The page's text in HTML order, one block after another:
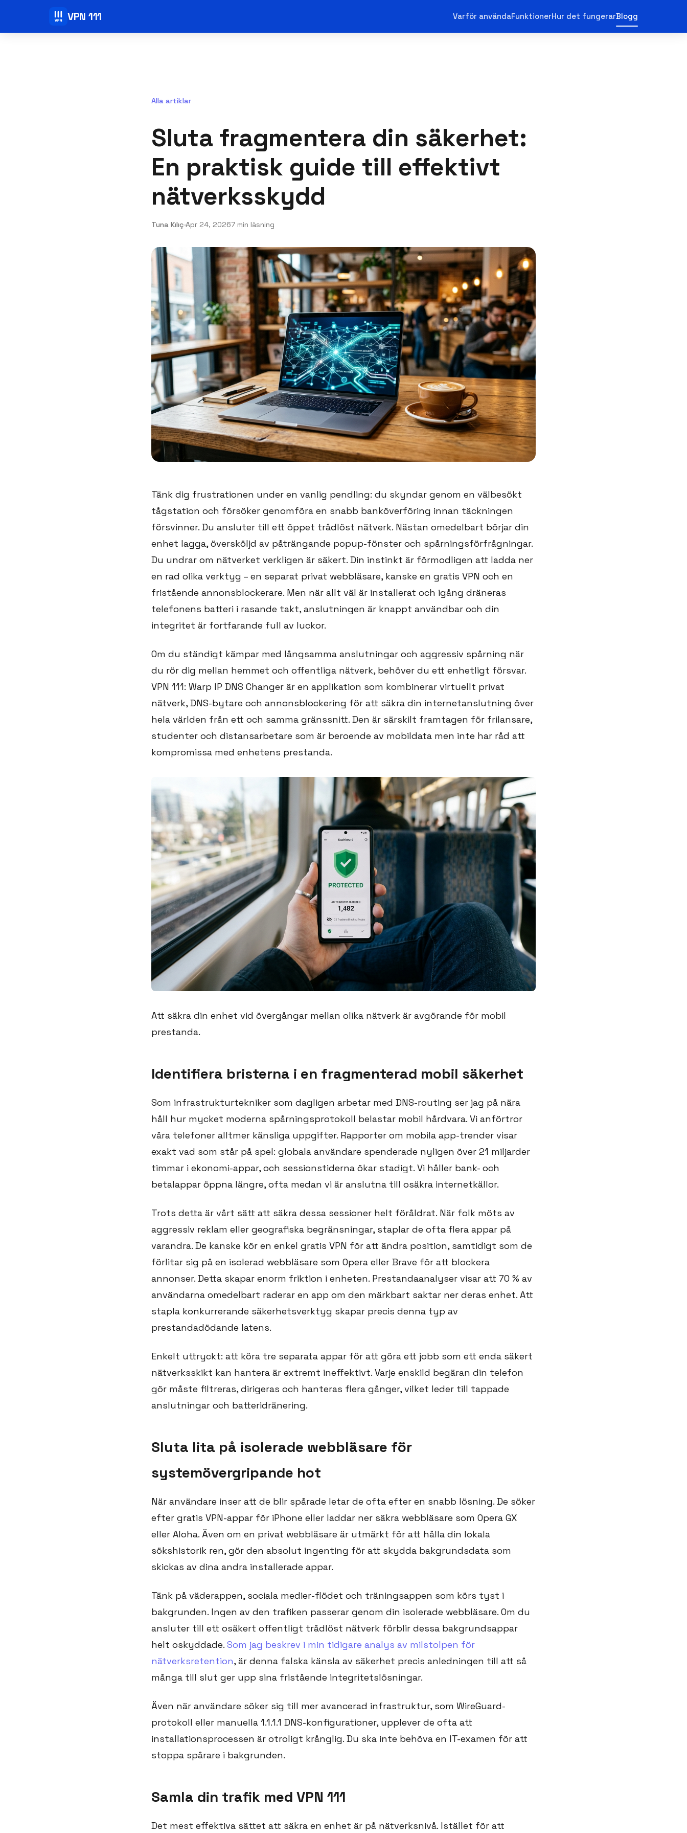
VPN 111 Varför användaFunktionerHur det fungerarBlogg
Alla artiklar
Sluta fragmentera din säkerhet:
En praktisk guide till effektivt
nätverksskydd
Tuna Kılıç·Apr 24, 20267 min läsning
Tänk dig frustrationen under en vanlig pendling: du skyndar genom en välbesökt
tågstation och försöker genomföra en snabb banköverföring innan täckningen
försvinner. Du ansluter till ett öppet trådlöst nätverk. Nästan omedelbart börjar din
enhet lagga, översköljd av påträngande popup-fönster och spårningsförfrågningar.
Du undrar om nätverket verkligen är säkert. Din instinkt är förmodligen att ladda ner
en rad olika verktyg – en separat privat webbläsare, kanske en gratis VPN och en
fristående annonsblockerare. Men när allt väl är installerat och igång dräneras
telefonens batteri i rasande takt, anslutningen är knappt användbar och din
integritet är fortfarande full av luckor.
Om du ständigt kämpar med långsamma anslutningar och aggressiv spårning när
du rör dig mellan hemmet och offentliga nätverk, behöver du ett enhetligt försvar.
VPN 111: Warp IP DNS Changer är en applikation som kombinerar virtuellt privat
nätverk, DNS-bytare och annonsblockering för att säkra din internetanslutning över
hela världen från ett och samma gränssnitt. Den är särskilt framtagen för frilansare,
studenter och distansarbetare som är beroende av mobildata men inte har råd att
kompromissa med enhetens prestanda.
Att säkra din enhet vid övergångar mellan olika nätverk är avgörande för mobil
prestanda.
Identifiera bristerna i en fragmenterad mobil säkerhet
Som infrastrukturtekniker som dagligen arbetar med DNS-routing ser jag på nära
håll hur mycket moderna spårningsprotokoll belastar mobil hårdvara. Vi anförtror
våra telefoner alltmer känsliga uppgifter. Rapporter om mobila app-trender visar
exakt vad som står på spel: globala användare spenderade nyligen över 21 miljarder
timmar i ekonomi-appar, och sessionstiderna ökar stadigt. Vi håller bank- och
betalappar öppna längre, ofta medan vi är anslutna till osäkra internetkällor.
Trots detta är vårt sätt att säkra dessa sessioner helt föråldrat. När folk möts av
aggressiv reklam eller geografiska begränsningar, staplar de ofta flera appar på
varandra. De kanske kör en enkel gratis VPN för att ändra position, samtidigt som de
förlitar sig på en isolerad webbläsare som Opera eller Brave för att blockera
annonser. Detta skapar enorm friktion i enheten. Prestandaanalyser visar att 70 % av
användarna omedelbart raderar en app om den märkbart saktar ner deras enhet. Att
stapla konkurrerande säkerhetsverktyg skapar precis denna typ av
prestandadödande latens.
Enkelt uttryckt: att köra tre separata appar för att göra ett jobb som ett enda säkert
nätverksskikt kan hantera är extremt ineffektivt. Varje enskild begäran din telefon
gör måste filtreras, dirigeras och hanteras flera gånger, vilket leder till tappade
anslutningar och batteridränering.
Sluta lita på isolerade webbläsare för
systemövergripande hot
När användare inser att de blir spårade letar de ofta efter en snabb lösning. De söker
efter gratis VPN-appar för iPhone eller laddar ner säkra webbläsare som Opera GX
eller Aloha. Även om en privat webbläsare är utmärkt för att hålla din lokala
sökshistorik ren, gör den absolut ingenting för att skydda bakgrundsdata som
skickas av dina andra installerade appar.
Tänk på väderappen, sociala medier-flödet och träningsappen som körs tyst i
bakgrunden. Ingen av den trafiken passerar genom din isolerade webbläsare. Om du
ansluter till ett osäkert offentligt trådlöst nätverk förblir dessa bakgrundsappar
helt oskyddade. Som jag beskrev i min tidigare analys av milstolpen för
nätverksretention, är denna falska känsla av säkerhet precis anledningen till att så
många till slut ger upp sina fristående integritetslösningar.
Även när användare söker sig till mer avancerad infrastruktur, som WireGuard-
protokoll eller manuella 1.1.1.1 DNS-konfigurationer, upplever de ofta att
installationsprocessen är otroligt krånglig. Du ska inte behöva en IT-examen för att
stoppa spårare i bakgrunden.
Samla din trafik med VPN 111
Det mest effektiva sättet att säkra en enhet är på nätverksnivå. Istället för att